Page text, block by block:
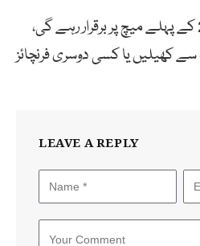
2027 کے پہلے میچ پر برقرار رہے گی،
کھیلیں یا کسی دوسری فرنچائز
LEAVE A REPLY